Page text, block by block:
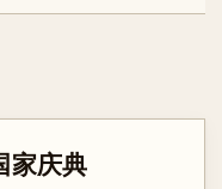
家庆典